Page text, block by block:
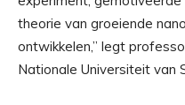
theorie van groeiende
ontwikkelen,” legt
Nationale Universiteit van